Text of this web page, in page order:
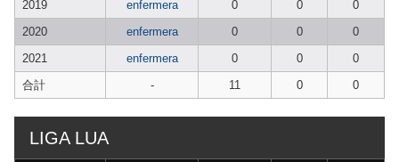
2019 enfermera 0 0
0
2020
enfermera 0 0
0
2021
enfermera 0 0
0
合計
- 11 0 0
LIGA LUA